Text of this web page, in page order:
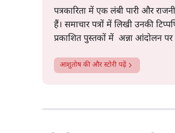
पत्रकारिता में एक लंबी पारी और
हैं। समाचार पत्रों में लिखी उनकी
प्रकाशित पुस्तकों में अन्ना आंदोलन
आशुतोषकी और स्टोरी पढ़ें